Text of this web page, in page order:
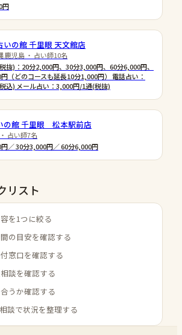
円
いの館 千里眼 天文館店
鹿児島 ・ 占い師10名
抜)：20分2,000円、30分3,000円、60分6,000円、
（どのコースも延長10分1,000円） 電話占い：
込) メール占い：3,000円/1通(税抜)
の館 千里眼 松本駅前店
占い師7名
／ 30分3,000円／ 60分6,000円
リスト
を1つに絞る
の目安を確認する
窓口を確認する
談を確認する
うか確認する
談で状況を整理する